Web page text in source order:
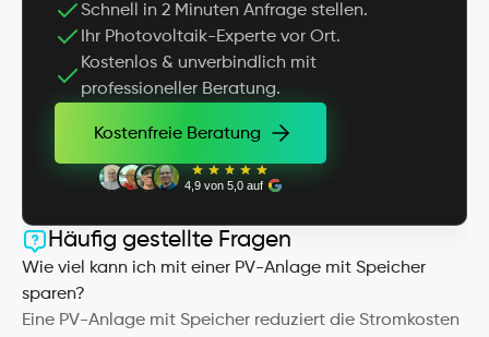
Schnell in 2 Minuten Anfrage stellen.
Ihr Photovoltaik-Experte vor Ort.
Kostenlos & unverbindlich mit
professioneller Beratung.
Kostenfreie Beratung
4,9 von 5,0 auf
Häufig gestellte Fragen
Wie viel kann ich mit einer PV-Anlage mit Speicher
sparen?
Eine PV-Anlage mit Speicher reduziert die Stromkosten